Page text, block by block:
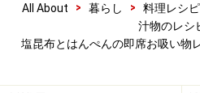
All About > 暮らし > 料理レシピ
汁物のレシ
塩昆布とはんぺんの即席お吸い物